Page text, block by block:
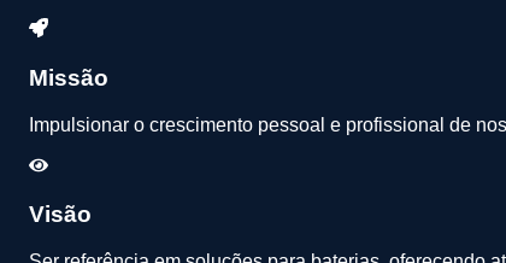
Missão
Impulsionar o crescimento pessoal e profissional de
Visão